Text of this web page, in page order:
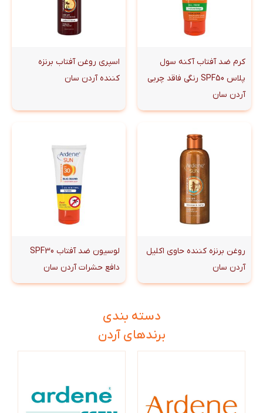
کرم ضد آفتاب آکنه سول
پلاس SPF50 رنگی فاقد چربی
آردن سان
اسپری روغن آفتاب برنزه
کننده آردن سان
روغن برنزه کننده حاوی اکلیل
آردن سان
لوسیون ضد آفتاب SPF30
دافع حشرات آردن سان
دسته بندی
برندهای آردن